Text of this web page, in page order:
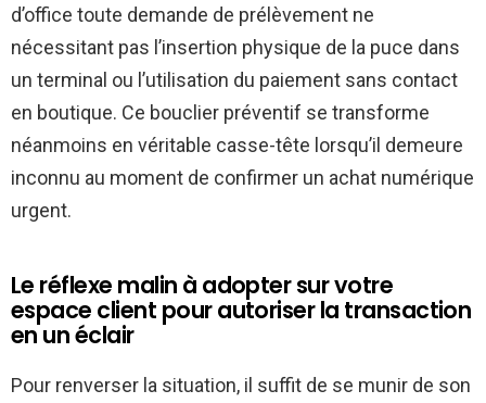
d’office toute demande de prélèvement ne
nécessitant pas l’insertion physique de la puce dans
un terminal ou l’utilisation du paiement sans contact
en boutique. Ce bouclier préventif se transforme
néanmoins en véritable casse-tête lorsqu’il demeure
inconnu au moment de confirmer un achat numérique
urgent.
Le réflexe malin à adopter sur votre
espace client pour autoriser la transaction
en un éclair
Pour renverser la situation, il suffit de se munir de son